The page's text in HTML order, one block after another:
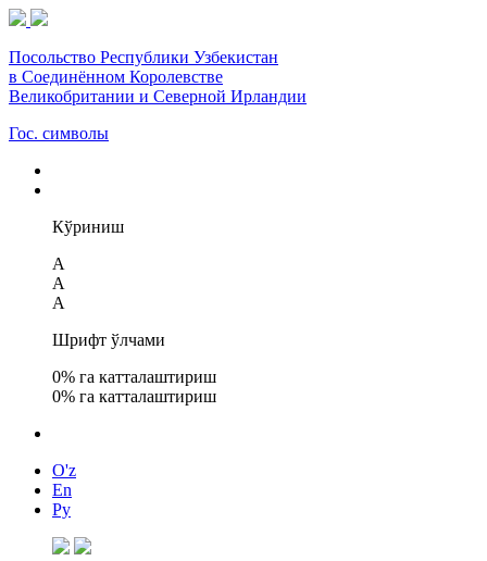
Посольство Республики Узбекистан
в Соединённом Королевстве
Великобритании и Северной Ирландии
Гос. символы
Кўриниш
A
A
A
Шрифт ўлчами
0% га катталаштириш
0% га катталаштириш
O'z
En
Ру